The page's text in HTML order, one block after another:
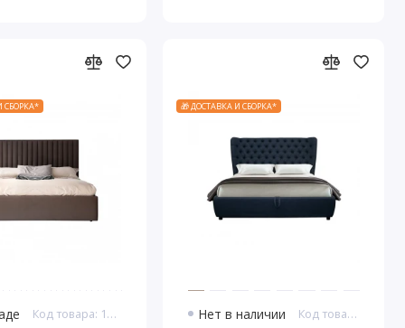
СБОРКА*
Код товара: 11027
🎁 ДОСТАВКА И СБОРКА*
Нет в наличии Код товара: 11078